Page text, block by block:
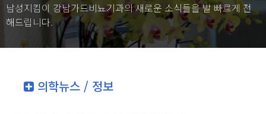
남성지킴이 강남가드비뇨기과의 새로운 소식들을 발 빠르게 전
해드립니다.
의학뉴스 / 정보